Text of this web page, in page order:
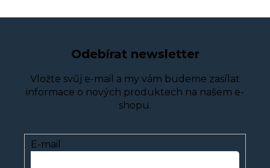
Odebírat newsletter
Vložte svůj e-mail a my vám budeme zasílat
informace o nových produktech na našem e-
shopu.
E-mail